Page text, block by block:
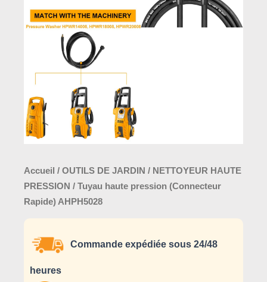
Accueil / OUTILS DE JARDIN / NETTOYEUR HAUTE
PRESSION / Tuyau haute pression (Connecteur
Rapide) AHPH5028
Commande expédiée sous 24/48
heures
(Connecteur
Rapide)
AHPH5028